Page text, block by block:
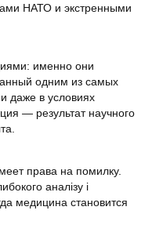
НАТО и экстренными
именно они
одним из самых
даже в условиях
— результат научного
права на помилку.
аналізу і
медицина становится